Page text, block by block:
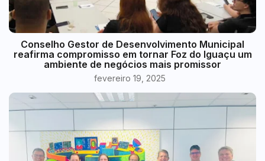
Conselho Gestor de Desenvolvimento Municipal
reafirma compromisso em tornar Foz do Iguaçu um
ambiente de negócios mais promissor
fevereiro 19, 2025